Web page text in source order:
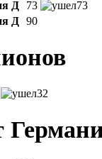
Д 73
73
Д 90
32